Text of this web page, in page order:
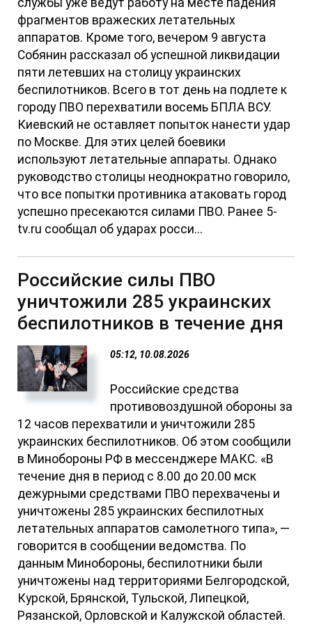
фрагментов вражеских летательных
аппаратов. Кроме того, вечером 9 августа
Собянин рассказал об успешной ликвидации
пяти летевших на столицу украинских
беспилотников. Всего в тот день на подлете к
городу ПВО перехватили восемь БПЛА ВСУ.
Киевский не оставляет попыток нанести удар
по Москве. Для этих целей боевики
используют летательные аппараты. Однако
руководство столицы неоднократно говорило,
что все попытки противника атаковать город
успешно пресекаются силами ПВО. Ранее 5-
tv.ru сообщал об ударах росси...
Российские силы ПВО
уничтожили 285 украинских
беспилотников в течение дня
05:12, 10.08.2026
Российские средства
противовоздушной обороны за
12 часов перехватили и уничтожили 285
украинских беспилотников. Об этом сообщили
в Минобороны РФ в мессенджере МАКС. «В
течение дня в период с 8.00 до 20.00 мск
дежурными средствами ПВО перехвачены и
уничтожены 285 украинских беспилотных
летательных аппаратов самолетного типа», —
говорится в сообщении ведомства. По
данным Минобороны, беспилотники были
уничтожены над территориями Белгородской,
Курской, Брянской, Тульской, Липецкой,
Рязанской, Орловской и Калужской областей.